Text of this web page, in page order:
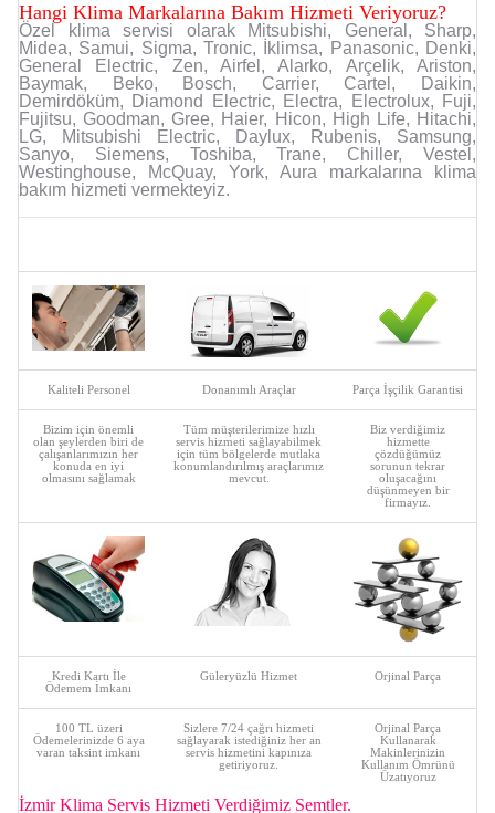
Hangi Klima Markalarına Bakım Hizmeti Veriyoruz?
Özel klima servisi olarak Mitsubishi, General, Sharp,
Midea, Samui, Sigma, Tronic, İklimsa, Panasonic, Denki,
General Electric, Zen, Airfel, Alarko, Arçelik, Ariston,
Baymak, Beko, Bosch, Carrier, Cartel, Daikin,
Demirdöküm, Diamond Electric, Electra, Electrolux, Fuji,
Fujitsu, Goodman, Gree, Haier, Hicon, High Life, Hitachi,
LG, Mitsubishi Electric, Daylux, Rubenis, Samsung,
Sanyo, Siemens, Toshiba, Trane, Chiller, Vestel,
Westinghouse, McQuay, York, Aura markalarına klima
bakım hizmeti vermekteyiz.
Kaliteli Personel Donanımlı Araçlar Parça İşçilik Garantisi
Bizim için önemli
olan şeylerden biri de
çalışanlarımızın her
konuda en iyi
olmasını sağlamak
Tüm müşterilerimize hızlı
servis hizmeti sağlayabilmek
için tüm bölgelerde mutlaka
konumlandırılmış araçlarımız
mevcut.
Biz verdiğimiz
hizmette
çözdüğümüz
sorunun tekrar
oluşacağını
düşünmeyen bir
firmayız.
Kredi Kartı İle
Ödemem İmkanı
Güleryüzlü Hizmet Orjinal Parça
100 TL üzeri
Ödemelerinizde 6 aya
varan taksint imkanı
Sizlere 7/24 çağrı hizmeti
sağlayarak istediğiniz her an
servis hizmetini kapınıza
getiriyoruz.
Orjinal Parça
Kullanarak
Makinlerinizin
Kullanım Ömrünü
Üzatıyoruz
İzmir Klima Servis Hizmeti Verdiğimiz Semtler.